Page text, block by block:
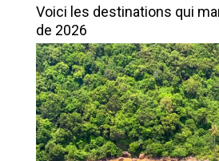
Voici les destinations qui
de 2026